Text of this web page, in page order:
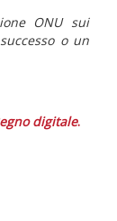
ONU sui
o un
digitale.